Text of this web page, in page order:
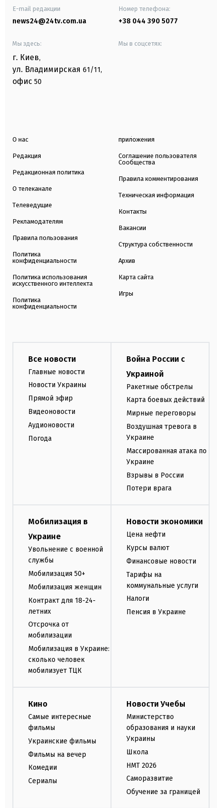
E-mail редакции
news24@24tv.com.ua
Номер телефона:
+38 044 390 5077
Мы здесь:
г. Киев,
ул. Владимирская 61/11,
офис 50
Мы в соцсетях:
О нас
Редакция
Редакционная политика
О телеканале
Телеведущие
Рекламодателям
Правила пользования
Политика
конфиденциальности
Политика использования
искусственного интеллекта
Политика
конфиденциальности
приложения
Соглашение пользователя
Сообщества
Правила комментирования
Техническая информация
Контакты
Вакансии
Структура собственности
Архив
Карта сайта
Игры
Все новости
Главные новости
Новости Украины
Прямой эфир
Видеоновости
Аудионовости
Погода
Война России с
Украиной
Ракетные обстрелы
Карта боевых действий
Мирные переговоры
Воздушная тревога в
Украине
Массированная атака по
Украине
Взрывы в России
Потери врага
Мобилизация в
Украине
Увольнение с военной
службы
Мобилизация 50+
Мобилизация женщин
Контракт для 18-24-
летних
Отсрочка от
мобилизации
Мобилизация в Украине:
сколько человек
мобилизует ТЦК
Новости экономики
Цена нефти
Курсы валют
Финансовые новости
Тарифы на
коммунальные услуги
Налоги
Пенсия в Украине
Кино
Самые интересные
фильмы
Украинские фильмы
Фильмы на вечер
Комедии
Сериалы
Новости Учебы
Министерство
образования и науки
Украины
Школа
НМТ 2026
Саморазвитие
Обучение за границей